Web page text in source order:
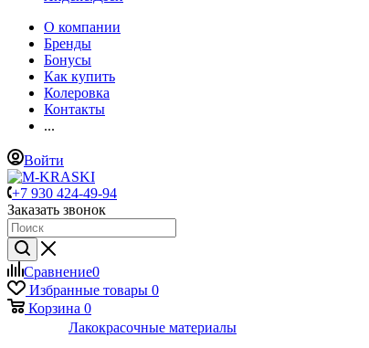
О компании
Бренды
Бонусы
Как купить
Колеровка
Контакты
...
Войти
+7 930 424-49-94
Заказать звонок
Сравнение0
Избранные товары 0
Корзина 0
Лакокрасочные материалы